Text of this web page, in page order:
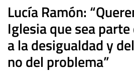
Lucía Ramón:
Iglesia que sea
a la desigualdad y
no del problema”